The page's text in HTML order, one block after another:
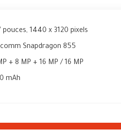
pouces, 1440 x 3120 pixels
Snapdragon 855
+ 8 MP + 16 MP / 16 MP
mAh